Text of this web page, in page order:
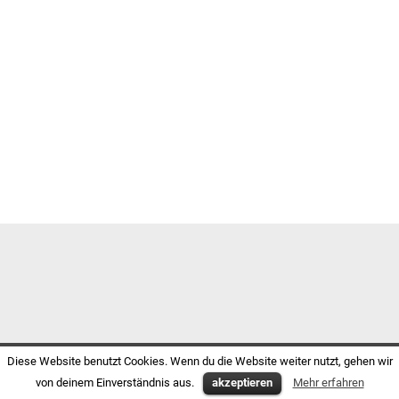
Diese Website benutzt Cookies. Wenn du die Website weiter nutzt, gehen wir
von deinem Einverständnis aus.
akzeptieren Mehr erfahren